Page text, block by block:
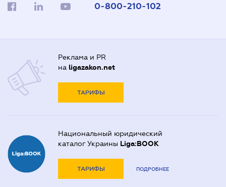
0-800-210-102
Реклама и PR
на ligazakon.net
ТАРИФЫ
Национальный юридический
каталог Украины Liga:BOOK
ТАРИФЫ ПОДРОБНЕЕ